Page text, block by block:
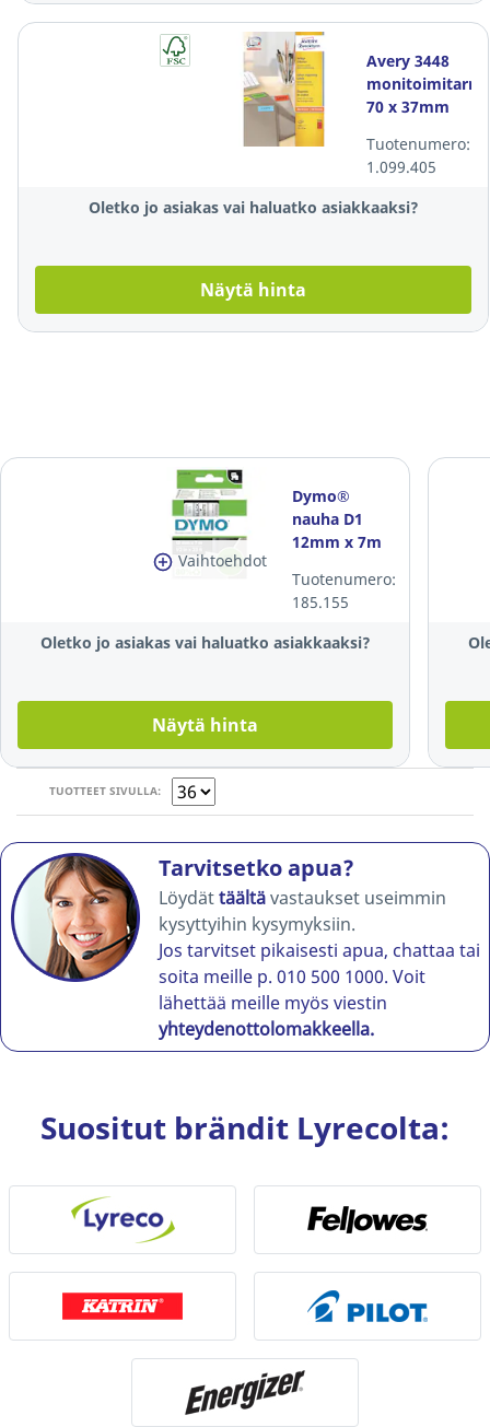
Avery 3448
monitoimitarra
70 x 37mm
punainen, 1
kpl=2400
tarraa
Tuotenumero:
1.099.405
Oletko jo asiakas vai haluatko asiakkaaksi?
Näytä hinta
Vaihtoehdot
Dymo®
nauha D1
12mm x 7m
Tuotenumero:
185.155
Oletko jo asiakas vai haluatko asiakkaaksi?
Näytä hinta
TUOTTEET SIVULLA:
Tarvitsetko apua?
Löydättäältävastaukset useimmin
kysyttyihin kysymyksiin.
Jos tarvitset pikaisesti apua, chattaa tai
soita meille p. 010 500 1000. Voit
lähettää meille myös viestin
yhteydenottolomakkeella.
Suositut brändit Lyrecolta: